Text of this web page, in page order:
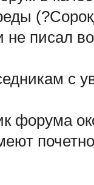
не писал
с
форума